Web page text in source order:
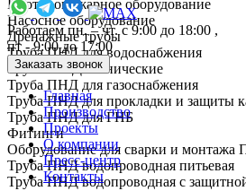
Противопожарное оборудование
Насосное оборудование
Дренажные трубы
Труба ПНД для водоснабжения
Трубы ПНД технические
Труба ПНД для газоснабжения
Труба ПНД для прокладки и защиты
Труба ПНД для ГНБ
Фитинги
Оборудование для сварки и монтажа
Труба ПНД водопроводная питьевая
Труба ПНД водопроводная с
Работаем пн. – чт. с 9:00 до 18:00 ,
пт - 9:00 до 17:00
Заказать звонок
Главная
Производство
Проекты
О компании
Пресс-центр
Контакты